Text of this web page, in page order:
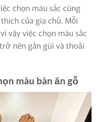
chọn màu sắc cũng
của gia chủ. Mỗi
vậy việc chọn màu sắc
nên gần gũi và thoải
màu bàn ăn gỗ